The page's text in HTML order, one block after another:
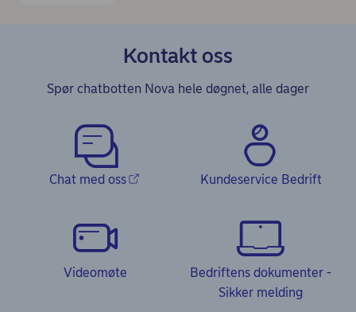
Kontakt oss
Spør chatbotten Nova hele døgnet, alle dager
Chat med oss Kundeservice Bedrift
Videomøte
Bedriftens dokumenter -
Sikker melding